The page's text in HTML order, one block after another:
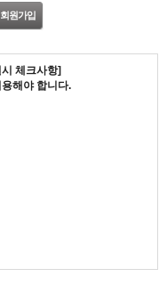
회원가입
체크사항]
해야 합니다.